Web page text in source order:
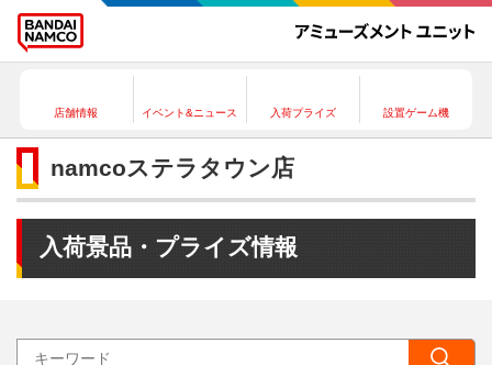
店舗情報 イベント&ニュース 入荷プライズ 設置ゲーム機
namcoステラタウン店
入荷景品・プライズ情報